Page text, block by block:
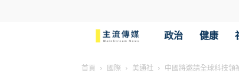
政治 健康
首頁 國際 美通社 中國將邀請全球科技領